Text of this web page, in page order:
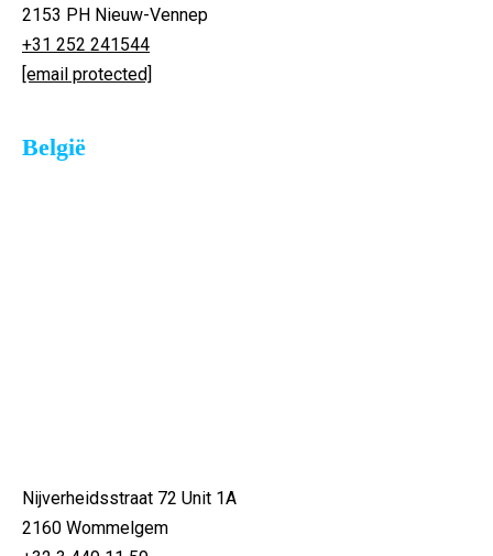
2153 PH Nieuw-Vennep
+31 252 241544
[email protected]
België
Nijverheidsstraat 72 Unit 1A
2160 Wommelgem